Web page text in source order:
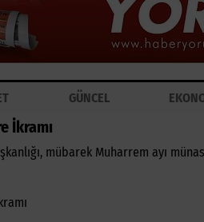
GÜNCEL
İkramı
mübarek Muharrem ayı